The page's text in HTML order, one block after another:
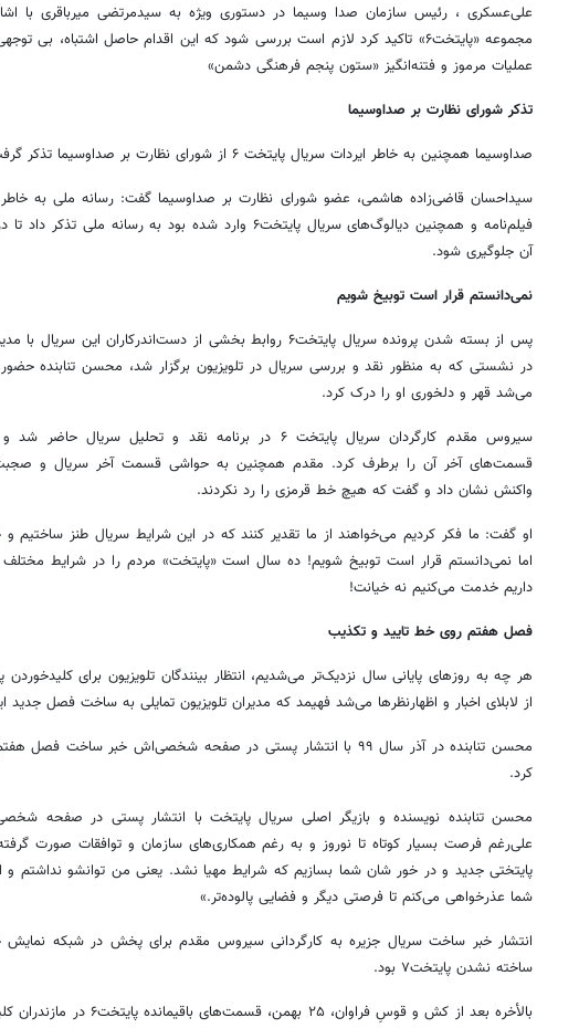
علی‌عسکری ، رئیس سازمان صدا وسیما در دستوری ویژه به سیدمرتضی میرباقری با
مجموعه «پایتخت۶» تاکید کرد لازم است بررسی شود که این اقدام حاصل اشتباه، بی
عملیات مرموز و فتنه‌انگیز «ستون پنجم فرهنگی دشمن»
تذکر شورای نظارت بر صداوسیما
صداوسیما همچنین به خاطر ایردات سریال پایتخت ۶ از شورای نظارت بر صداوسیما تذکر گرفت.
سیداحسان قاضی‌زاده هاشمی، عضو شورای نظارت بر صداوسیما گفت:‌ رسانه ملی به خاطر
فیلم‌نامه و همچنین دیالوگ‌های سریال پایتخت۶ وارد شده بود به
آن جلوگیری شود.
نمی‌دانستم قرار است توبیخ شویم
پس از بسته شدن پرونده سریال پایتخت۶ روابط بخشی از دست‌اندرکاران
در نشستی که به منظور نقد و بررسی سریال در تلویزیون برگزار شد، محسن تنابنده
می‌شد قهر و دلخوری او را درک کرد.
سیروس مقدم کارگردان سریال پایتخت ۶ در برنامه نقد و تحلیل
قسمت‌های آخر آن را برطرف کرد. مقدم همچنین به حواشی قسمت آخر سریال و
واکنش نشان داد و گفت که هیچ خط قرمزی را رد نکردند.
او گفت: ما فکر کردیم می‌خواهند از ما تقدیر کنند که در این شرایط سریال طنز ساختیم و
اما نمی‌دانستم قرار است توبیخ شویم! ده سال است «پایتخت» مردم را در شرایط مختلف
داریم خدمت می‌کنیم نه خیانت!
فصل هفتم روی خط تایید و تکذیب
از لابلای اخبار و اظهارنظرها می‌شد فهیمد که مدیران تلویزیون تمایلی به ساخت فصل جدید
محسن تنابنده در آذر سال ۹۹ با انتشار پستی در صفحه شخصی‌اش خبر ساخت
کرد.
محسن تنابنده نویسنده و بازیگر اصلی سریال پایتخت با انتشار پستی در صفحه
علی‌رغم فرصت بسیار کوتاه تا نوروز و به رغم همکاری‌های سازمان و توافقات صورت
پایتختی جدید و در خور شان شما بسازیم که شرایط مهیا نشد. یعنی من توانشو نداشتم
شما عذرخواهی می‌کنم تا فرصتی دیگر و فضایی پالوده‌تر.»
انتشار خبر ساخت سریال جزیره به کارگردانی سیروس مقدم برای پخش در شبکه نمایش
ساخته نشدن پایتخت۷ بود.
بالأخره بعد از کش و قوسِ فراوان، ۲۵